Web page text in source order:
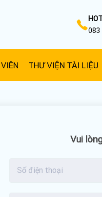
083
THƯ VIỆN TÀI LIỆU
Vui